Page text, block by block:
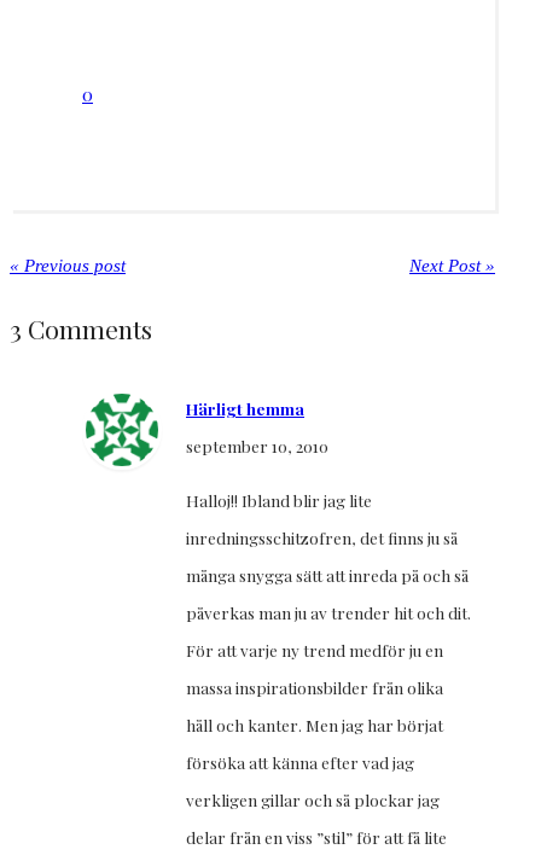
0
« Previous post Next Post »
3 Comments
Härligt hemma
september 10, 2010
Halloj!! Ibland blir jag lite
inredningsschitzofren, det finns ju så
många snygga sätt att inreda på och så
påverkas man ju av trender hit och dit.
För att varje ny trend medför ju en
massa inspirationsbilder från olika
håll och kanter. Men jag har börjat
försöka att känna efter vad jag
verkligen gillar och så plockar jag
delar från en viss ”stil” för att få lite